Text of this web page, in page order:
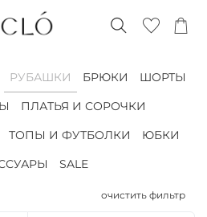
РУБАШКИ БРЮКИ
ШОРТЫ
ПЛАТЬЯ И СОРОЧКИ
ТОПЫ И ФУТБОЛКИ
ЮБКИ
SALE
очистить фильтр